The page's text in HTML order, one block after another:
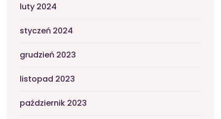
luty 2024
styczeń 2024
grudzień 2023
listopad 2023
październik 2023